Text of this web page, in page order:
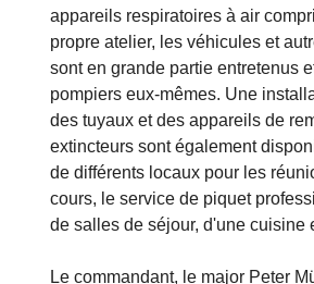
appareils respiratoires à air
propre atelier, les véhicules et
sont en grande partie entretenus
pompiers eux-mêmes. Une
des tuyaux et des appareils de
extincteurs sont également
de différents locaux pour les
cours, le service de piquet
de salles de séjour, d'une cuisine
Le commandant, le major Peter